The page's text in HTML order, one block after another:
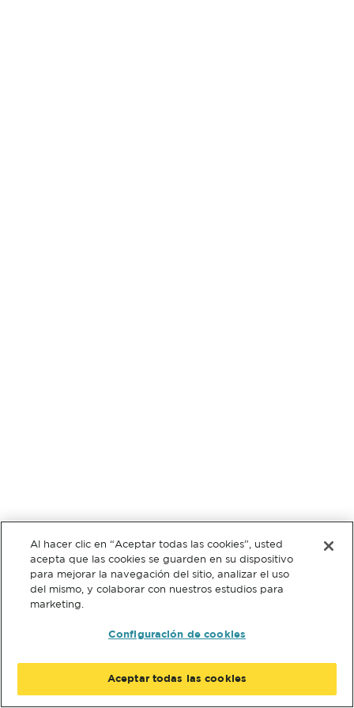
Al hacer clic en “Aceptar todas las cookies”, usted
acepta que las cookies se guarden en su dispositivo
para mejorar la navegación del sitio, analizar el uso
del mismo, y colaborar con nuestros estudios para
marketing.
Configuración de cookies
Aceptar todas las cookies